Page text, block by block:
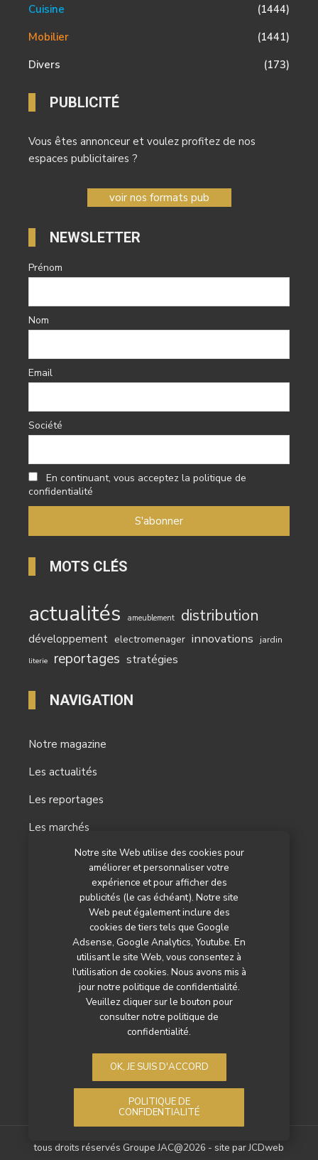
Notre site Web utilise des cookies pour
améliorer et personnaliser votre
expérience et pour afficher des
publicités (le cas échéant). Notre site
Web peut également inclure des
cookies de tiers tels que Google
Adsense, Google Analytics, Youtube. En
utilisant le site Web, vous consentez à
l'utilisation de cookies. Nous avons mis à
jour notre politique de confidentialité.
Veuillez cliquer sur le bouton pour
consulter notre politique de
confidentialité.
OK, JE SUIS D'ACCORD
POLITIQUE DE
CONFIDENTIALITÉ
Cuisine
(1444)
Mobilier
(1441)
Divers
(173)
PUBLICITÉ
Vous êtes annonceur et voulez profitez de nos
espaces publicitaires ?
voir nos formats pub
NEWSLETTER
Prénom
Nom
Email
Société
En continuant, vous acceptez la politique de
confidentialité
MOTS CLÉS
actualités ameublement distribution
développement electromenager innovations jardin
literie reportages stratégies
NAVIGATION
Notre magazine
Les actualités
Les reportages
Les marchés
Nos autres titres
Qui sommes-nous ?
Contactez-nous
Mentions légales
Politique de confidentialité
tous droits réservés Groupe JAC@2026 - site parJCDweb